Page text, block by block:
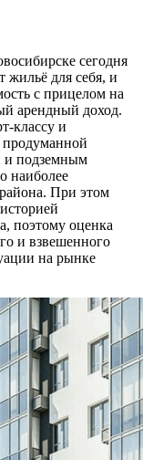
сегодня
жильё для себя, и
с прицелом на
арендный доход.
классу и
продуманной
и подземным
наиболее
При этом
поэтому оценка
и взвешенного
на рынке